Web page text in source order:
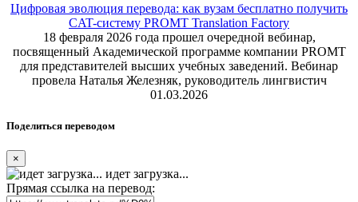
Цифровая эволюция перевода: как вузам бесплатно получить
CAT-систему PROMT Translation Factory
18 февраля 2026 года прошел очередной вебинар,
посвященный Академической программе компании PROMT
для представителей высших учебных заведений. Вебинар
провела Наталья Железняк, руководитель лингвистич
01.03.2026
Поделиться переводом
×
идет загрузка...
Прямая ссылка на перевод: